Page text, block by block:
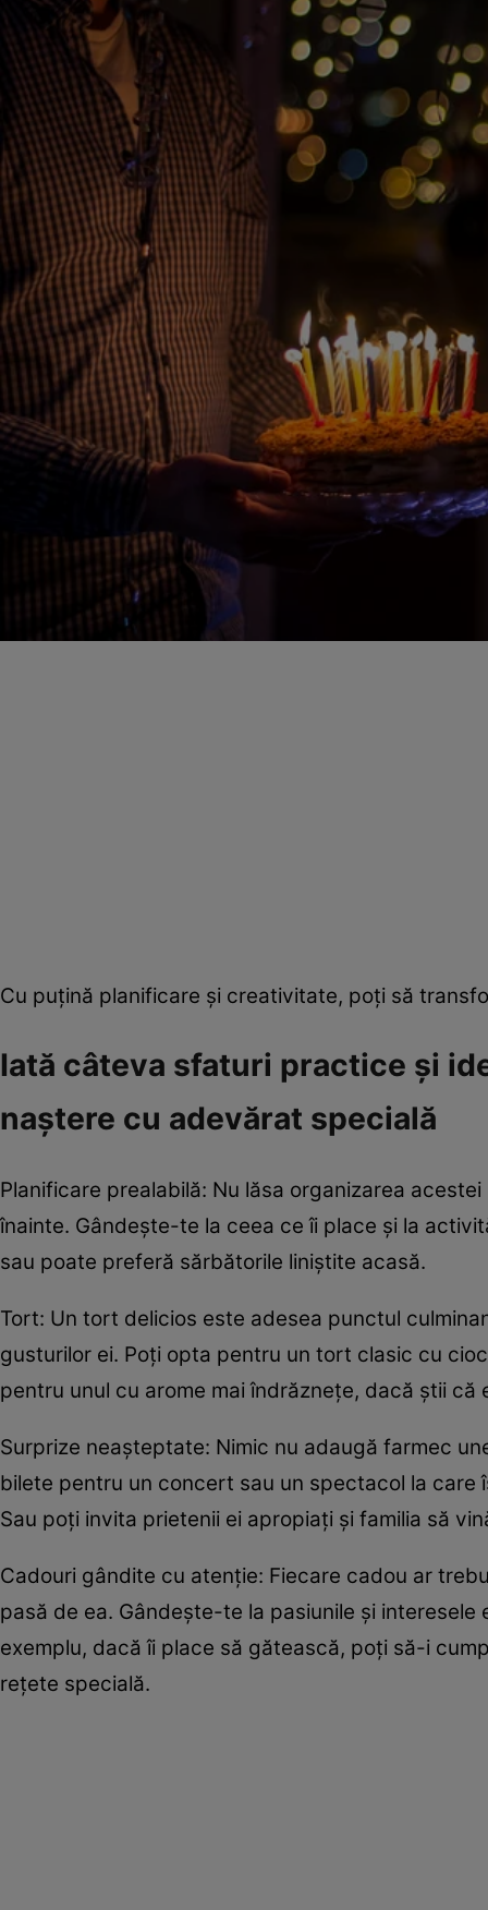
Cu puțină planificare și creativitate, poți să
Iată câteva sfaturi practice și
naștere cu adevărat specială
Planificare prealabilă: Nu lăsa organizarea
înainte. Gândește-te la ceea ce îi place și la
sau poate preferă sărbătorile liniștite acasă.
Tort: Un tort delicios este adesea punctul
gusturilor ei. Poți opta pentru un tort clasic cu
pentru unul cu arome mai îndrăznețe, dacă știi
Surprize neașteptate: Nimic nu adaugă farmec
bilete pentru un concert sau un spectacol la
Sau poți invita prietenii ei apropiați și familia să
Cadouri gândite cu atenție: Fiecare cadou ar
pasă de ea. Gândește-te la pasiunile și
exemplu, dacă îi place să gătească, poți să-i
rețete specială.